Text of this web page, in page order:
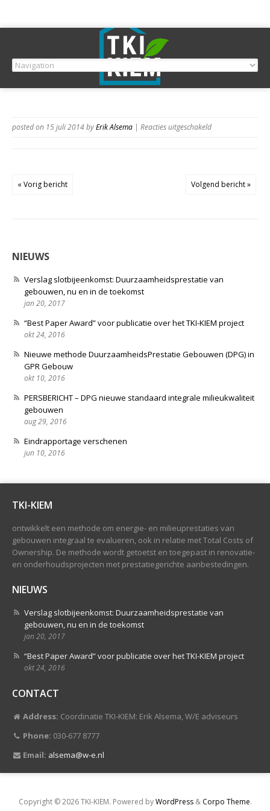
posted on 15 juli 2014byErik Alsema | Reacties uitgeschakeldvoor
« Vorig bericht Volgend bericht »
NIEUWS
Verslag slotbijeenkomst: Duurzaamheidsprestatie van
gebouwen, nu en in de toekomst
jan 20, 2017
“Best Paper Award” voor publicatie over het TKI-KIEM project
okt 24, 2016
Nieuwe methode DuurzaamheidsPrestatie Gebouwen (DPG) in
GPR Gebouw
okt 10, 2016
PERSBERICHT – DPG nieuwe standaard integrale milieukwaliteit
gebouwen
aug 29, 2016
Eindrapportage verschenen
jun 10, 2016
TKI-KIEM
ontwikkelt een methode om energie- en milieuprestaties van
gebouwen integraal te evalueren, ook in relatie met Total Costs of
Ownership. De methode wordt getoetst en toegepast in renovatie-
en onderhoudsprojecten met prestatiegerichte aanbestedingen.
NIEUWS
Verslag slotbijeenkomst: Duurzaamheidsprestatie van
gebouwen, nu en in de toekomst
jan 20, 2017
“Best Paper Award” voor publicatie over het TKI-KIEM project
okt 24, 2016
CONTACT
Address: Coordinatie TKI-KIEM: Erik Alsema, W/E adviseurs
Phone: 030-677 8777
Email: alsema@w-e.nl
Copyright © 2026 TKI-KIEM. Powered byWordPress& Corpo Theme.